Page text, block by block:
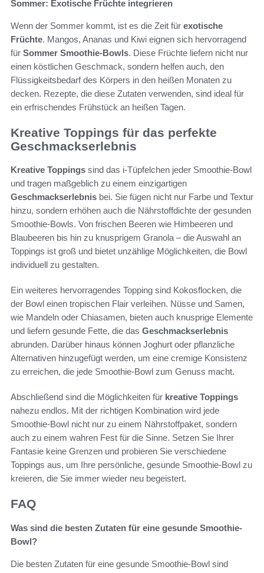
Sommer: Exotische Früchte integrieren
Wenn der Sommer kommt, ist es die Zeit für exotische
Früchte. Mangos, Ananas und Kiwi eignen sich hervorragend
für Sommer Smoothie-Bowls. Diese Früchte liefern nicht nur
einen köstlichen Geschmack, sondern helfen auch, den
Flüssigkeitsbedarf des Körpers in den heißen Monaten zu
decken. Rezepte, die diese Zutaten verwenden, sind ideal für
ein erfrischendes Frühstück an heißen Tagen.
Kreative Toppings für das perfekte
Geschmackserlebnis
Kreative Toppings sind das i-Tüpfelchen jeder Smoothie-Bowl
und tragen maßgeblich zu einem einzigartigen
Geschmackserlebnis bei. Sie fügen nicht nur Farbe und Textur
hinzu, sondern erhöhen auch die Nährstoffdichte der gesunden
Smoothie-Bowls. Von frischen Beeren wie Himbeeren und
Blaubeeren bis hin zu knusprigem Granola – die Auswahl an
Toppings ist groß und bietet unzählige Möglichkeiten, die Bowl
individuell zu gestalten.
Ein weiteres hervorragendes Topping sind Kokosflocken, die
der Bowl einen tropischen Flair verleihen. Nüsse und Samen,
wie Mandeln oder Chiasamen, bieten auch knusprige Elemente
und liefern gesunde Fette, die das Geschmackserlebnis
abrunden. Darüber hinaus können Joghurt oder pflanzliche
Alternativen hinzugefügt werden, um eine cremige Konsistenz
zu erreichen, die jede Smoothie-Bowl zum Genuss macht.
Abschließend sind die Möglichkeiten für kreative Toppings
nahezu endlos. Mit der richtigen Kombination wird jede
Smoothie-Bowl nicht nur zu einem Nährstoffpaket, sondern
auch zu einem wahren Fest für die Sinne. Setzen Sie Ihrer
Fantasie keine Grenzen und probieren Sie verschiedene
Toppings aus, um Ihre persönliche, gesunde Smoothie-Bowl zu
kreieren, die Sie immer wieder neu begeistert.
FAQ
Was sind die besten Zutaten für eine gesunde Smoothie-
Bowl?
Die besten Zutaten für eine gesunde Smoothie-Bowl sind